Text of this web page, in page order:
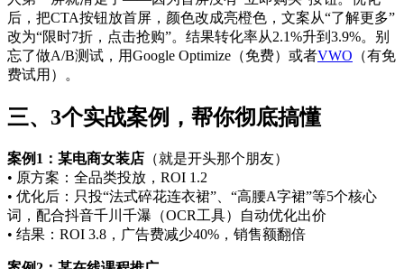
后，把CTA按钮放首屏，颜色改成亮橙色，文案从“了解更多”
改为“限时7折，点击抢购”。结果转化率从2.1%升到3.9%。别
忘了做A/B测试，用Google Optimize（免费）或者VWO （有免
费试用）。
三、3个实战案例，帮你彻底搞懂
案例1：某电商女装店 （就是开头那个朋友）
• 原方案：全品类投放，ROI 1.2
• 优化后：只投“法式碎花连衣裙”、“高腰A字裙”等5个核心
词，配合抖音千川千瀑（OCR工具）自动优化出价
• 结果：ROI 3.8，广告费减少40%，销售额翻倍